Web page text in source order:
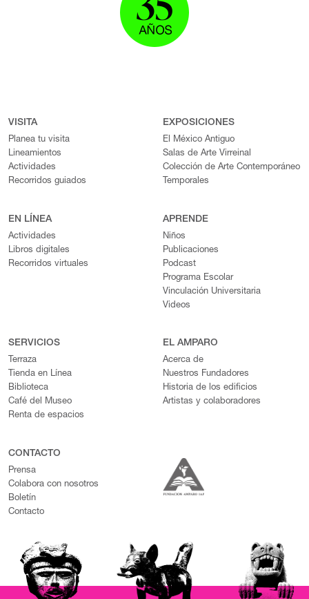
VISITA
Planea tu visita
Lineamientos
Actividades
Recorridos guiados
EXPOSICIONES
El México Antiguo
Salas de Arte Virreinal
Colección de Arte Contemporáneo
Temporales
EN LÍNEA
Actividades
Libros digitales
Recorridos virtuales
APRENDE
Niños
Publicaciones
Podcast
Programa Escolar
Vinculación Universitaria
Videos
SERVICIOS
Terraza
Tienda en Línea
Biblioteca
Café del Museo
Renta de espacios
EL AMPARO
Acerca de
Nuestros Fundadores
Historia de los edificios
Artistas y colaboradores
CONTACTO
Prensa
Colabora con nosotros
Boletín
Contacto